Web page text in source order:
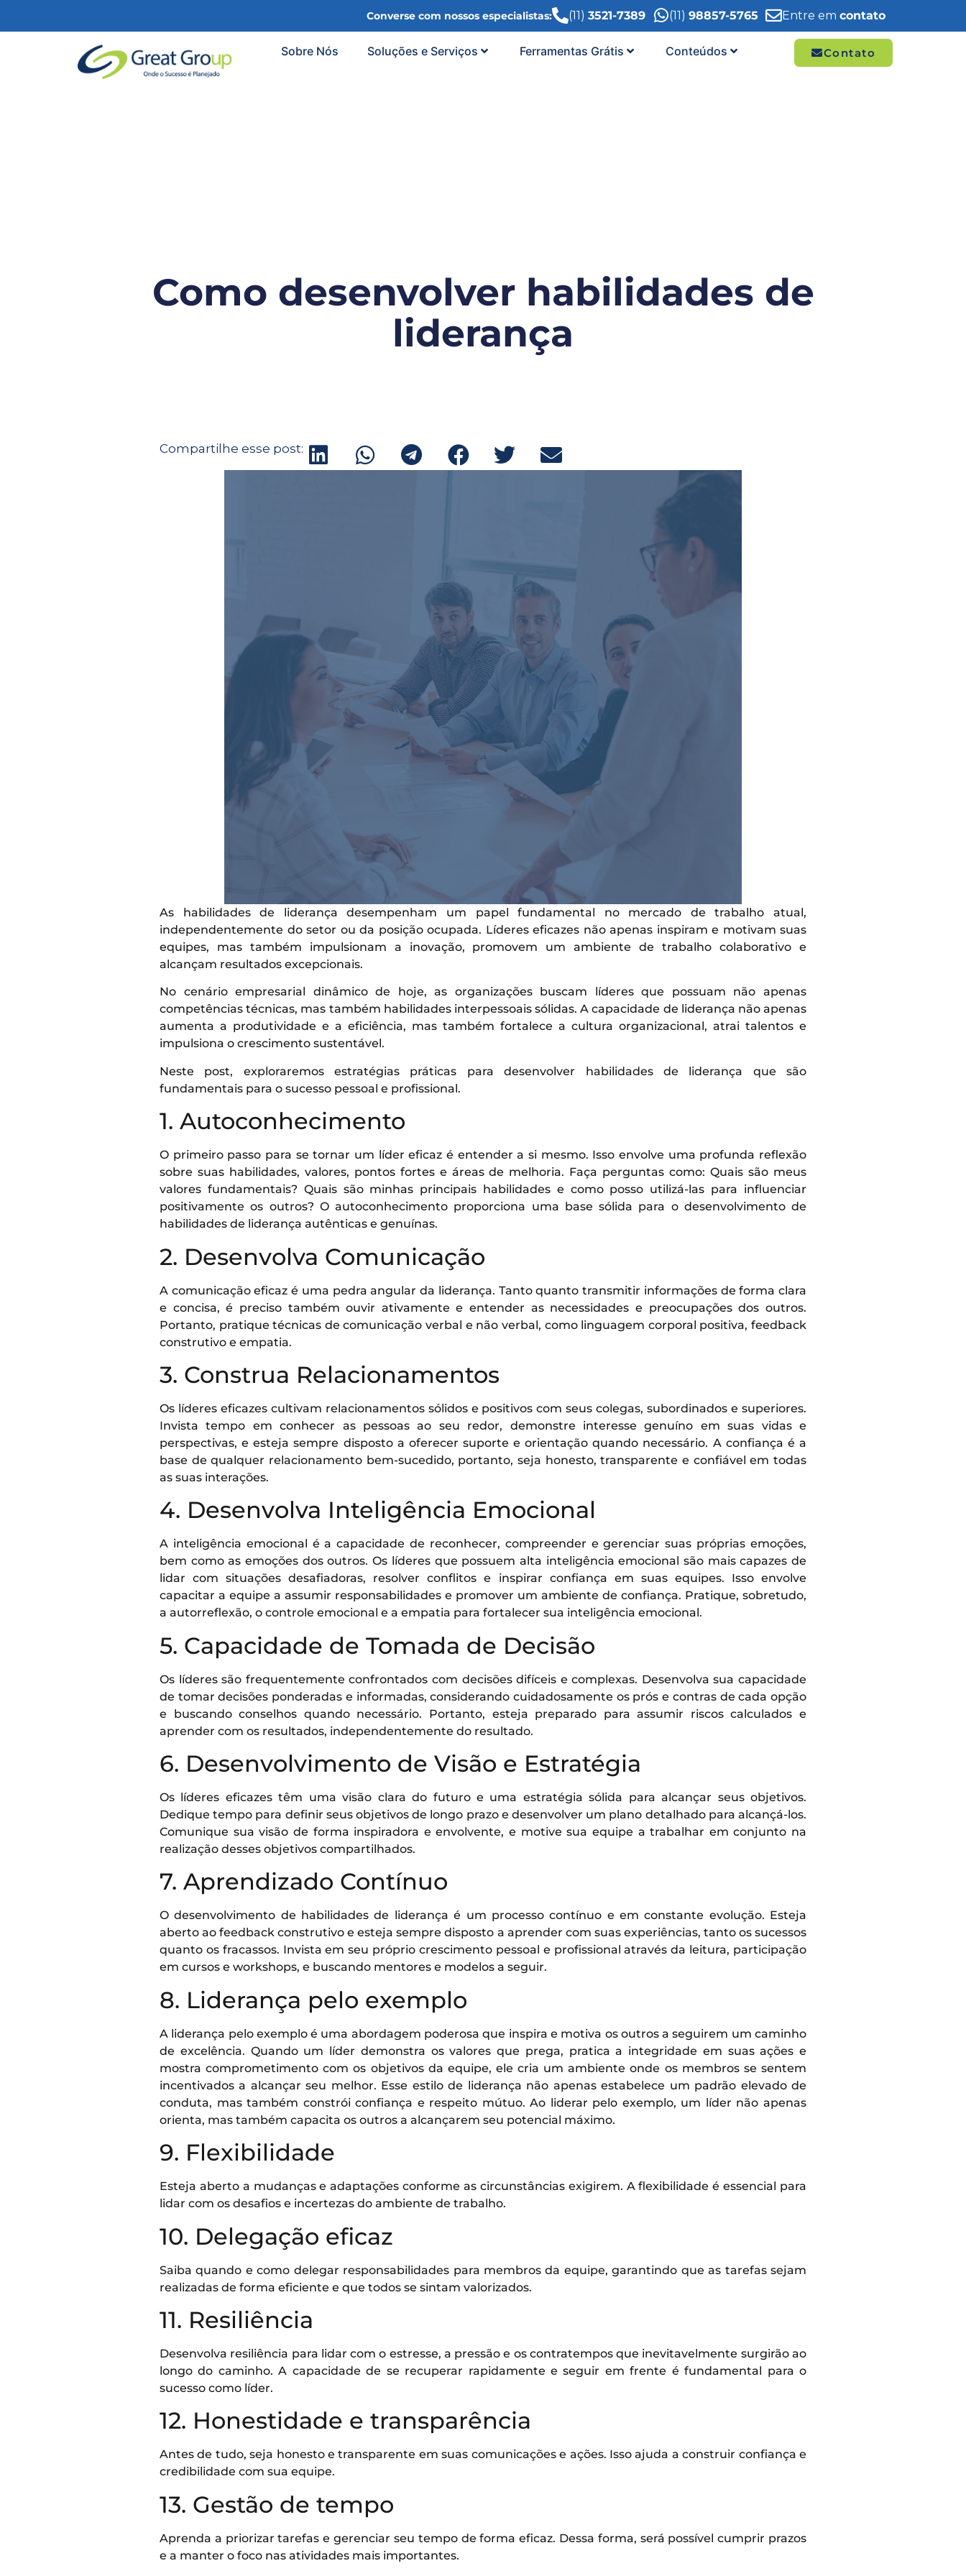
Converse com nossos especialistas: (11) 3521-7389 (11) 98857-5765 Entre em contato
Sobre Nós Soluções e Serviços Ferramentas Grátis Conteúdos Contato
Como desenvolver habilidades de
liderança
Compartilhe esse post:
As habilidades de liderança desempenham um papel fundamental no mercado de trabalho atual,
independentemente do setor ou da posição ocupada. Líderes eficazes não apenas inspiram e motivam suas
equipes, mas também impulsionam a inovação, promovem um ambiente de trabalho colaborativo e
alcançam resultados excepcionais.
No cenário empresarial dinâmico de hoje, as organizações buscam líderes que possuam não apenas
competências técnicas, mas também habilidades interpessoais sólidas. A capacidade de liderança não apenas
aumenta a produtividade e a eficiência, mas também fortalece a cultura organizacional, atrai talentos e
impulsiona o crescimento sustentável.
Neste post, exploraremos estratégias práticas para desenvolver habilidades de liderança que são
fundamentais para o sucesso pessoal e profissional.
1. Autoconhecimento
O primeiro passo para se tornar um líder eficaz é entender a si mesmo. Isso envolve uma profunda reflexão
sobre suas habilidades, valores, pontos fortes e áreas de melhoria. Faça perguntas como: Quais são meus
valores fundamentais? Quais são minhas principais habilidades e como posso utilizá-las para influenciar
positivamente os outros? O autoconhecimento proporciona uma base sólida para o desenvolvimento de
habilidades de liderança autênticas e genuínas.
2. Desenvolva Comunicação
A comunicação eficaz é uma pedra angular da liderança. Tanto quanto transmitir informações de forma clara
e concisa, é preciso também ouvir ativamente e entender as necessidades e preocupações dos outros.
Portanto, pratique técnicas de comunicação verbal e não verbal, como linguagem corporal positiva, feedback
construtivo e empatia.
3. Construa Relacionamentos
Os líderes eficazes cultivam relacionamentos sólidos e positivos com seus colegas, subordinados e superiores.
Invista tempo em conhecer as pessoas ao seu redor, demonstre interesse genuíno em suas vidas e
perspectivas, e esteja sempre disposto a oferecer suporte e orientação quando necessário. A confiança é a
base de qualquer relacionamento bem-sucedido, portanto, seja honesto, transparente e confiável em todas
as suas interações.
4. Desenvolva Inteligência Emocional
A inteligência emocional é a capacidade de reconhecer, compreender e gerenciar suas próprias emoções,
bem como as emoções dos outros. Os líderes que possuem alta inteligência emocional são mais capazes de
lidar com situações desafiadoras, resolver conflitos e inspirar confiança em suas equipes. Isso envolve
capacitar a equipe a assumir responsabilidades e promover um ambiente de confiança. Pratique, sobretudo,
a autorreflexão, o controle emocional e a empatia para fortalecer sua inteligência emocional.
5. Capacidade de Tomada de Decisão
Os líderes são frequentemente confrontados com decisões difíceis e complexas. Desenvolva sua capacidade
de tomar decisões ponderadas e informadas, considerando cuidadosamente os prós e contras de cada opção
e buscando conselhos quando necessário. Portanto, esteja preparado para assumir riscos calculados e
aprender com os resultados, independentemente do resultado.
6. Desenvolvimento de Visão e Estratégia
Os líderes eficazes têm uma visão clara do futuro e uma estratégia sólida para alcançar seus objetivos.
Dedique tempo para definir seus objetivos de longo prazo e desenvolver um plano detalhado para alcançá-los.
Comunique sua visão de forma inspiradora e envolvente, e motive sua equipe a trabalhar em conjunto na
realização desses objetivos compartilhados.
7. Aprendizado Contínuo
O desenvolvimento de habilidades de liderança é um processo contínuo e em constante evolução. Esteja
aberto ao feedback construtivo e esteja sempre disposto a aprender com suas experiências, tanto os sucessos
quanto os fracassos. Invista em seu próprio crescimento pessoal e profissional através da leitura, participação
em cursos e workshops, e buscando mentores e modelos a seguir.
8. Liderança pelo exemplo
A liderança pelo exemplo é uma abordagem poderosa que inspira e motiva os outros a seguirem um caminho
de excelência. Quando um líder demonstra os valores que prega, pratica a integridade em suas ações e
mostra comprometimento com os objetivos da equipe, ele cria um ambiente onde os membros se sentem
incentivados a alcançar seu melhor. Esse estilo de liderança não apenas estabelece um padrão elevado de
conduta, mas também constrói confiança e respeito mútuo. Ao liderar pelo exemplo, um líder não apenas
orienta, mas também capacita os outros a alcançarem seu potencial máximo.
9. Flexibilidade
Esteja aberto a mudanças e adaptações conforme as circunstâncias exigirem. A flexibilidade é essencial para
lidar com os desafios e incertezas do ambiente de trabalho.
10. Delegação eficaz
Saiba quando e como delegar responsabilidades para membros da equipe, garantindo que as tarefas sejam
realizadas de forma eficiente e que todos se sintam valorizados.
11. Resiliência
Desenvolva resiliência para lidar com o estresse, a pressão e os contratempos que inevitavelmente surgirão ao
longo do caminho. A capacidade de se recuperar rapidamente e seguir em frente é fundamental para o
sucesso como líder.
12. Honestidade e transparência
Antes de tudo, seja honesto e transparente em suas comunicações e ações. Isso ajuda a construir confiança e
credibilidade com sua equipe.
13. Gestão de tempo
Aprenda a priorizar tarefas e gerenciar seu tempo de forma eficaz. Dessa forma, será possível cumprir prazos
e a manter o foco nas atividades mais importantes.